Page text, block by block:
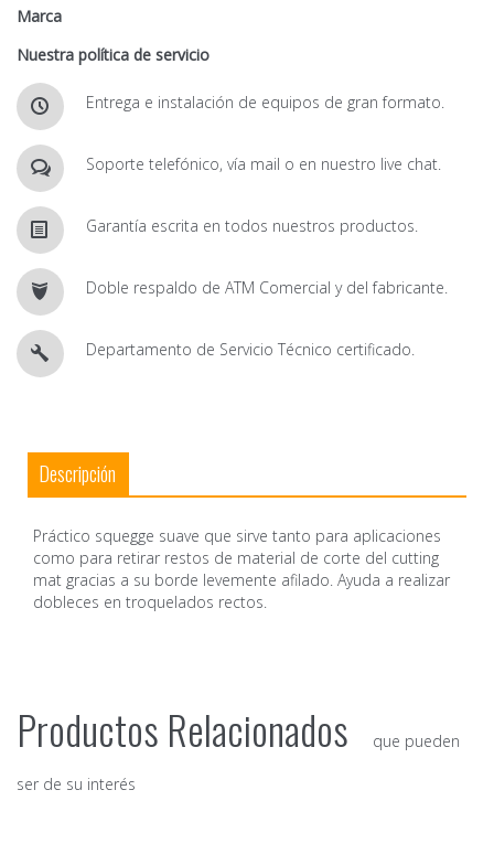
Marca
Nuestra política de servicio
Entrega e instalación de equipos de gran formato.
Soporte telefónico, vía mail o en nuestro live chat.
Garantía escrita en todos nuestros productos.
Doble respaldo de ATM Comercial y del fabricante.
Departamento de Servicio Técnico certificado.
Descripción
Práctico squegge suave que sirve tanto para aplicaciones
como para retirar restos de material de corte del cutting
mat gracias a su borde levemente afilado. Ayuda a realizar
dobleces en troquelados rectos.
Productos Relacionados que pueden
ser de su interés